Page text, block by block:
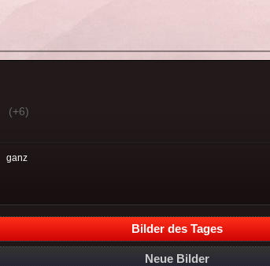
(+6)
ganz
Bilder des Tages
Neue Bilder